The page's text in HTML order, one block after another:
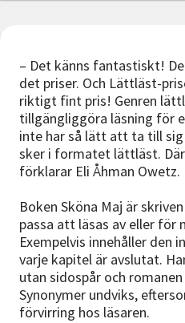
– Det känns fantastiskt!
det priser. Och Lättläst-
riktigt fint pris! Genren
tillgängliggöra läsning för
inte har så lätt att ta till
sker i formatet lättläst.
förklarar Eli Åhman Owetz.
Boken Sköna Maj är
passa att läsas av eller för
Exempelvis innehåller den
varje kapitel är avslutat.
utan sidospår och
Synonymer undviks,
förvirring hos läsaren.